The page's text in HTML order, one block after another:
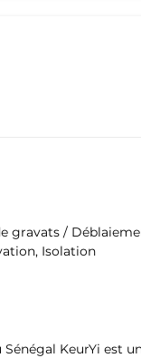
gravats /
Isolation
KeurYi